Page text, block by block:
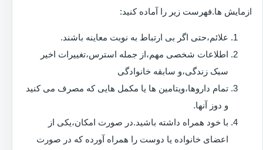
ازمایش ها.فهرست زیر را آماده کنید:
علائم،حتی اگر بی ارتباط به نوبت معاینه باشند.
اطلاعات شخصی مهم،از جمله استرس،تغییرات اخیر
سبک زندگی،و سابقه خانوادگی
تمام داروها،ویتامین ها یا مکمل هایی که مصرف می کنید
و دوز آنها.
با خود همراه داشته باشید.در صورت امکان،یکی از
اعضای خانواده یا دوست را همراه آورده که در صورت